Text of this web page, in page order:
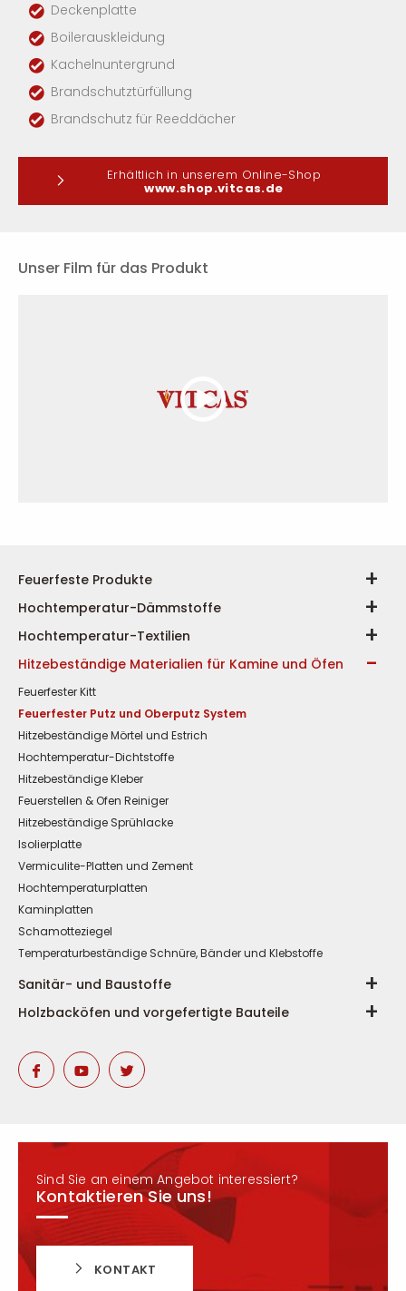
Deckenplatte
Boilerauskleidung
Kachelnuntergrund
Brandschutztürfüllung
Brandschutz für Reeddächer
Erhältlich in unserem Online-Shop
www.shop.vitcas.de
Unser Film für das Produkt
Feuerfeste Produkte
Hochtemperatur-Dämmstoffe
Hochtemperatur-Textilien
Hitzebeständige Materialien für Kamine und Öfen
Feuerfester Kitt
Feuerfester Putz und Oberputz System
Hitzebeständige Mörtel und Estrich
Hochtemperatur-Dichtstoffe
Hitzebeständige Kleber
Feuerstellen & Ofen Reiniger
Hitzebeständige Sprühlacke
Isolierplatte
Vermiculite-Platten und Zement
Hochtemperaturplatten
Kaminplatten
Schamotteziegel
Temperaturbeständige Schnüre, Bänder und Klebstoffe
Sanitär- und Baustoffe
Holzbacköfen und vorgefertigte Bauteile
Sind Sie an einem Angebot interessiert?
Kontaktieren Sie uns!
KONTAKT